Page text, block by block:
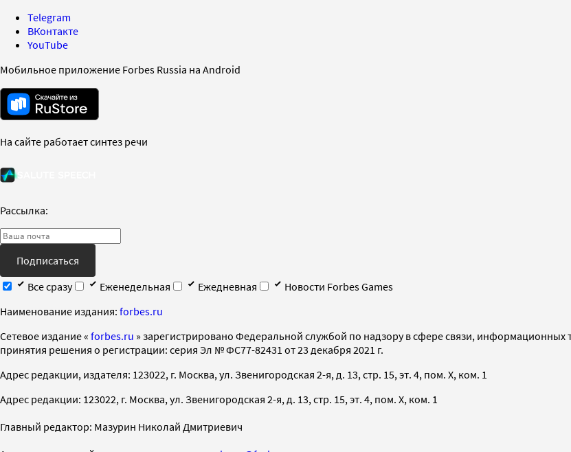
Telegram
ВКонтакте
YouTube
Мобильное приложение Forbes Russia на Android
На сайте работает синтез речи
Рассылка:
Подписаться
Все сразу
Еженедельная Ежедневная
Новости Forbes Games
Наименование издания: forbes.ru
Cетевое издание « forbes.ru » зарегистрировано Федеральной службой по надзору в сфере связи,
принятия решения о регистрации: серия Эл № ФС77-82431 от 23 декабря 2021 г.
Адрес редакции, издателя: 123022, г. Москва, ул. Звенигородская 2-я, д. 13, стр. 15, эт. 4, пом. X, ком. 1
Адрес редакции: 123022, г. Москва, ул. Звенигородская 2-я, д. 13, стр. 15, эт. 4, пом. X, ком. 1
Главный редактор: Мазурин Николай Дмитриевич